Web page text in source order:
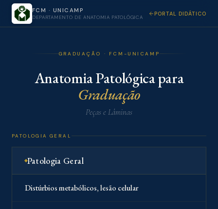
FCM · UNICAMP
DEPARTAMENTO DE ANATOMIA PATOLÓGICA
PORTAL DIDÁTICO
GRADUAÇÃO · FCM-UNICAMP
Anatomia Patológica para
Graduação
Peças e Lâminas
PATOLOGIA GERAL
Patologia Geral
Distúrbios metabólicos, lesão celular